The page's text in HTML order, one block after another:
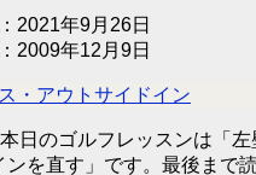
2021年9月26日
2009年12月9日
・アウトサイドイン
本日のゴルフレッスンは「
ンを直す」です。最後まで